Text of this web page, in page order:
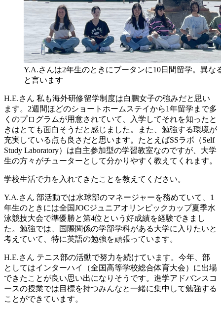
Y.A.さんは2年生のときにブータンに10日間留学。異な
と言います
H.E.さん 私も海外研修留学制度は白鵬女子の強みだと思い
ます。2週間ほどのショートホームステイから1年留学まで多
くのプログラムが用意されていて、入学してそれを知ったと
きはとても面白そうだと感じました。また、勉強する環境が
充実している点も良さだと思います。たとえばSSラボ（Self
Study Laboratory）は自主参加型の学習教室なのですが、大学
生の方々がチューターとして分かりやすく教えてくれます。
学校生活で力を入れてきたことを教えてください。
Y.A.さん 部活動では水球部のマネージャーを務めていて、1
年生のときには全国JOCジュニアオリンピックカップ夏季水
泳競技大会で準優勝と第4位という好成績を経験できまし
た。勉強では、国際関係の学部学科がある大学に入りたいと
考えていて、特に英語の勉強を頑張っています。
H.E.さん テニス部の活動で努力を続けています。今年、部
としてはインターハイ（全国高等学校総合体育大会）に出場
できたことが良い思い出になりそうです。進学アドバンスコ
ースの授業では目標を持つみんなと一緒に集中して勉強する
ことができています。